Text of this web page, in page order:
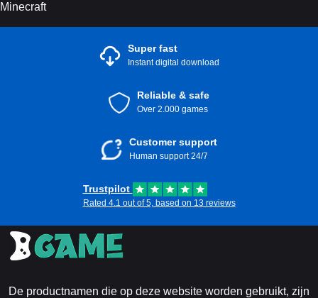
Minecraft
Super fast
Instant digital download
Reliable & safe
Over 2.000 games
Customer support
Human support 24/7
Trustpilot
Rated 4.1 out of 5, based on 13 reviews
De productnamen die op deze website worden gebruikt, zijn